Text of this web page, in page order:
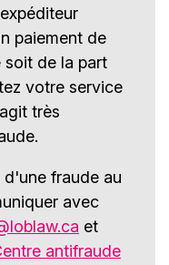
paiement de
soit de la part
votre service
très
fraude au
avec
et
antifraude